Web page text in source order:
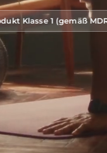
MDR) Digitale